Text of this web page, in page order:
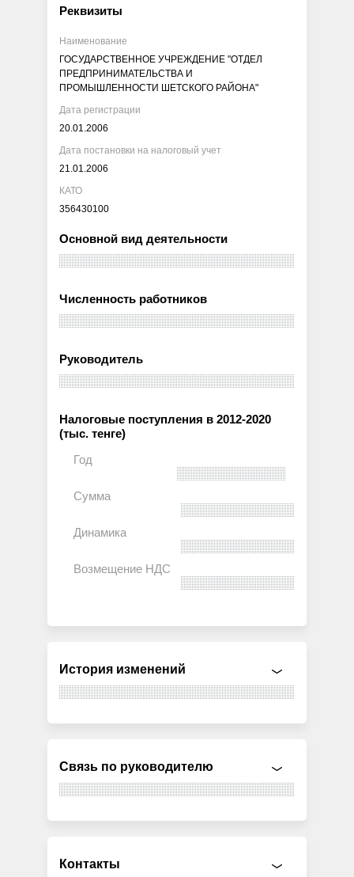
Реквизиты
Наименование
ГОСУДАРСТВЕННОЕ УЧРЕЖДЕНИЕ "ОТДЕЛ
ПРЕДПРИНИМАТЕЛЬСТВА И
ПРОМЫШЛЕННОСТИ ШЕТСКОГО РАЙОНА"
Дата регистрации
20.01.2006
Дата постановки на налоговый учет
21.01.2006
КАТО
356430100
Основной вид деятельности
Численность работников
Руководитель
Налоговые поступления в 2012-2020
(тыс. тенге)
История изменений
Связь по руководителю
Контакты